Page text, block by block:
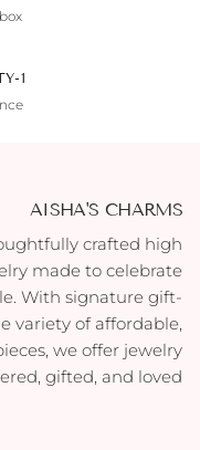
1-YEAR WARRANTY
AISHA'S CHARMS
crafted high
made to celebrate
With signature gift-
variety of affordable,
we offer jewelry
gifted, and loved.